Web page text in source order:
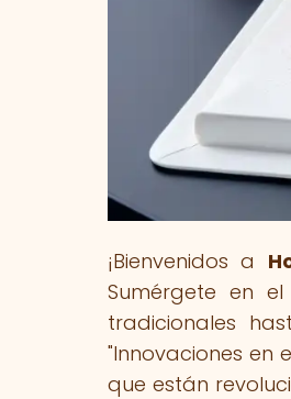
¡Bienvenidos a
Sumérgete en
tradicionales
"Innovaciones en
que están